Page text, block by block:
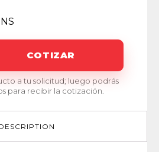
COTIZAR
a tu solicitud; luego podrás
para recibir la cotización.